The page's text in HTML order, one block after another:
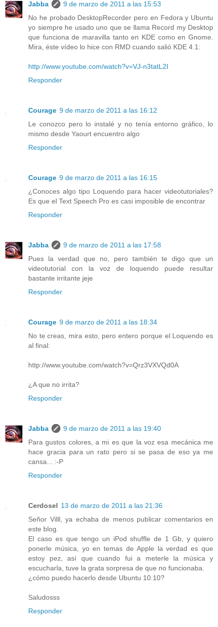
Jabba
9 de marzo de 2011 a las 15:53
No he probado DesktopRecorder pero en Fedora y Ubuntu
yo siempre he usado uno que se llama Record my Desktop
que funciona de maravilla tanto en KDE como en Gnome.
Mira, éste vídeo lo hice con RMD cuando salió KDE 4.1:
http://www.youtube.com/watch?v=VJ-n3tatL2I
Responder
Courage 9 de marzo de 2011 a las 16:12
Le conozco pero lo instalé y no tenía entorno gráfico, lo
mismo desde Yaourt encuentro algo
Responder
Courage 9 de marzo de 2011 a las 16:15
¿Conoces algo tipo Loquendo para hacer videotutoriales?
Es que el Text Speech Pro es casi imposible de encontrar
Responder
Jabba
9 de marzo de 2011 a las 17:58
Pues la verdad que no, pero también te digo que un
videotutorial con la voz de loquendo puede resultar
bastante irritante jeje
Responder
Courage 9 de marzo de 2011 a las 18:34
No te creas, mira esto, pero entero porque el Loquendo es
al final:
http://www.youtube.com/watch?v=Qrz3VXVQd0A
¿A que no irrita?
Responder
Jabba
9 de marzo de 2011 a las 19:40
Para gustos colores, a mi es que la voz esa mecánica me
hace gracia para un rato pero si se pasa de eso ya me
cansa... :-P
Responder
Cerdosel 13 de marzo de 2011 a las 21:36
Señor Villl, ya echaba de menos publicar comentarios en
este blog.
El caso es que tengo un iPod shuffle de 1 Gb, y quiero
ponerle música, yo en temas de Apple la verdad es que
estoy pez, así que cuando fui a meterle la música y
escucharla, tuve la grata sorpresa de que no funcionaba.
¿cómo puedo hacerlo desde Ubuntu 10.10?
Saludosss
Responder